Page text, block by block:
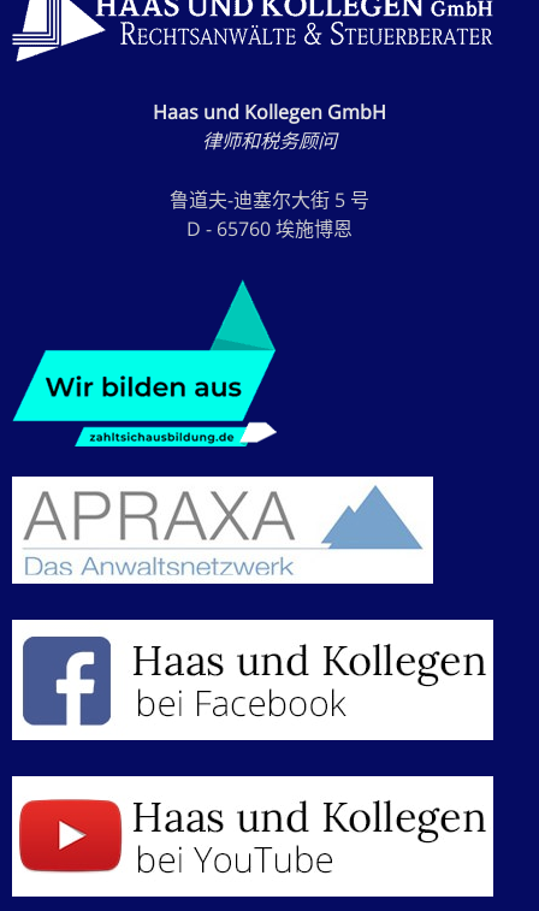
Haas und Kollegen GmbH
律师和税务顾问
鲁道夫-迪塞尔大街 5 号
D - 65760 埃施博恩